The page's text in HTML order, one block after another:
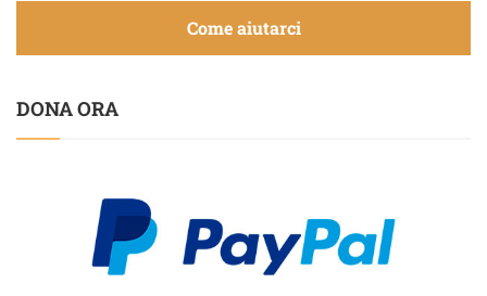
Come aiutarci
DONA ORA